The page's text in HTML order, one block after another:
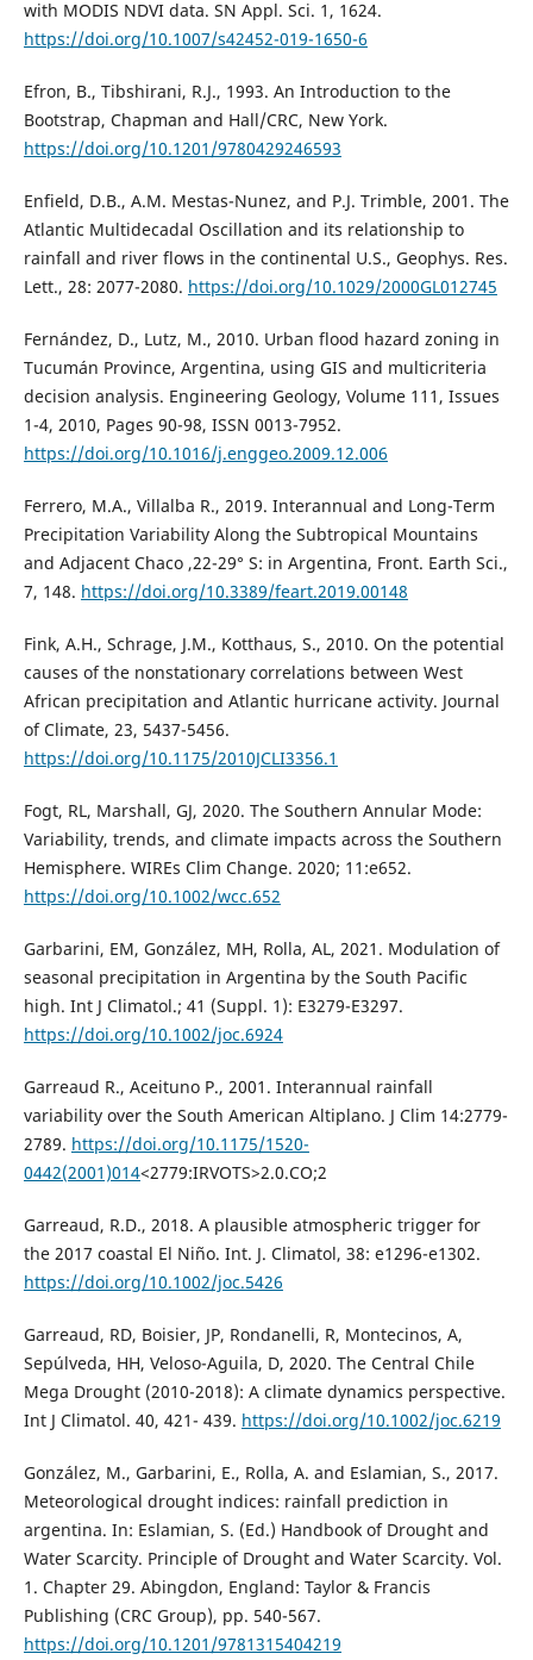
with MODIS NDVI data. SN Appl. Sci. 1, 1624.
https://doi.org/10.1007/s42452-019-1650-6
Efron, B., Tibshirani, R.J., 1993. An Introduction to the
Bootstrap, Chapman and Hall/CRC, New York.
https://doi.org/10.1201/9780429246593
Enfield, D.B., A.M. Mestas-Nunez, and P.J. Trimble, 2001. The
Atlantic Multidecadal Oscillation and its relationship to
rainfall and river flows in the continental U.S., Geophys. Res.
Lett., 28: 2077-2080. https://doi.org/10.1029/2000GL012745
Fernández, D., Lutz, M., 2010. Urban flood hazard zoning in
Tucumán Province, Argentina, using GIS and multicriteria
decision analysis. Engineering Geology, Volume 111, Issues
1-4, 2010, Pages 90-98, ISSN 0013-7952.
https://doi.org/10.1016/j.enggeo.2009.12.006
Ferrero, M.A., Villalba R., 2019. Interannual and Long-Term
Precipitation Variability Along the Subtropical Mountains
and Adjacent Chaco ,22-29° S: in Argentina, Front. Earth Sci.,
7, 148. https://doi.org/10.3389/feart.2019.00148
Fink, A.H., Schrage, J.M., Kotthaus, S., 2010. On the potential
causes of the nonstationary correlations between West
African precipitation and Atlantic hurricane activity. Journal
of Climate, 23, 5437-5456.
https://doi.org/10.1175/2010JCLI3356.1
Fogt, RL, Marshall, GJ, 2020. The Southern Annular Mode:
Variability, trends, and climate impacts across the Southern
Hemisphere. WIREs Clim Change. 2020; 11:e652.
https://doi.org/10.1002/wcc.652
Garbarini, EM, González, MH, Rolla, AL, 2021. Modulation of
seasonal precipitation in Argentina by the South Pacific
high. Int J Climatol.; 41 (Suppl. 1): E3279-E3297.
https://doi.org/10.1002/joc.6924
Garreaud R., Aceituno P., 2001. Interannual rainfall
variability over the South American Altiplano. J Clim 14:2779-
2789. https://doi.org/10.1175/1520-
0442(2001)014<2779:IRVOTS>2.0.CO;2
Garreaud, R.D., 2018. A plausible atmospheric trigger for
the 2017 coastal El Niño. Int. J. Climatol, 38: e1296-e1302.
https://doi.org/10.1002/joc.5426
Garreaud, RD, Boisier, JP, Rondanelli, R, Montecinos, A,
Sepúlveda, HH, Veloso-Aguila, D, 2020. The Central Chile
Mega Drought (2010-2018): A climate dynamics perspective.
Int J Climatol. 40, 421- 439. https://doi.org/10.1002/joc.6219
González, M., Garbarini, E., Rolla, A. and Eslamian, S., 2017.
Meteorological drought indices: rainfall prediction in
argentina. In: Eslamian, S. (Ed.) Handbook of Drought and
Water Scarcity. Principle of Drought and Water Scarcity. Vol.
1. Chapter 29. Abingdon, England: Taylor & Francis
Publishing (CRC Group), pp. 540-567.
https://doi.org/10.1201/9781315404219